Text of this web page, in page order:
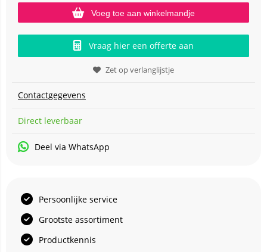
Voeg toe aan winkelmandje
Vraag hier een offerte aan
Zet op verlanglijstje
Contactgegevens
Direct leverbaar
Deel via WhatsApp
Persoonlijke service
Grootste assortiment
Productkennis